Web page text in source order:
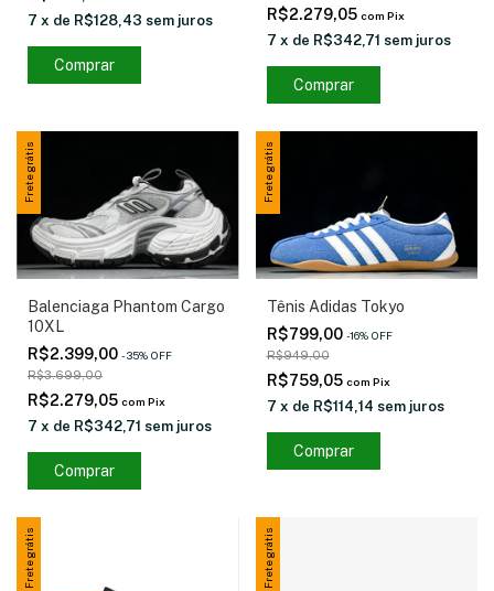
7 x de R$128,43 sem juros
Comprar
R$2.279,05 com Pix
7 x de R$342,71 sem juros
Comprar
Frete grátis
Balenciaga Phantom Cargo
10XL
R$2.399,00 -35% OFF
R$3.699,00
R$2.279,05 com Pix
7 x de R$342,71 sem juros
Comprar
Frete grátis
Tênis Adidas Tokyo
R$799,00 -16% OFF
R$949,00
R$759,05 com Pix
7 x de R$114,14 sem juros
Comprar
Frete grátis Frete grátis